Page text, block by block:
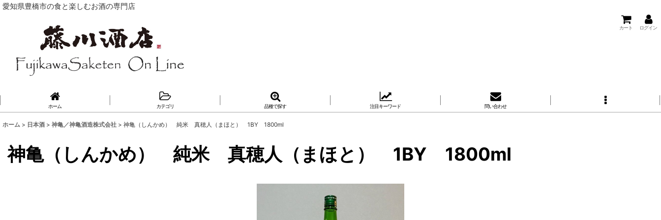
愛知県豊橋市の食と楽しむお酒の専門店
カート ログイン
ホーム カテゴリ 品種で探す 注目キーワード 問い合わせ
ホーム > 日本酒 > 神亀／神亀酒造株式会社 > 神亀（しんかめ） 純米 真穂人（まほと） 1BY 1800ml
神亀（しんかめ） 純米 真穂人（まほと） 1BY 1800ml